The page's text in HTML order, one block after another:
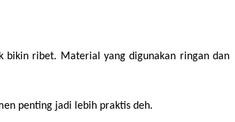
bikin ribet. Material yang digunakan ringan dan
penting jadi lebih praktis deh.